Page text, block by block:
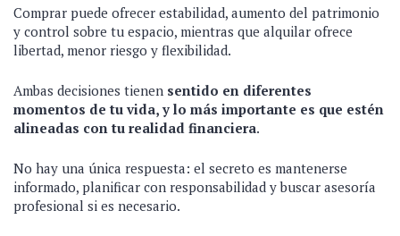
Comprar puede ofrecer estabilidad, aumento del patrimonio
y control sobre tu espacio, mientras que alquilar ofrece
libertad, menor riesgo y flexibilidad.
Ambas decisiones tienen sentido en diferentes
momentos de tu vida, y lo más importante es que estén
alineadas con tu realidad financiera.
No hay una única respuesta: el secreto es mantenerse
informado, planificar con responsabilidad y buscar asesoría
profesional si es necesario.